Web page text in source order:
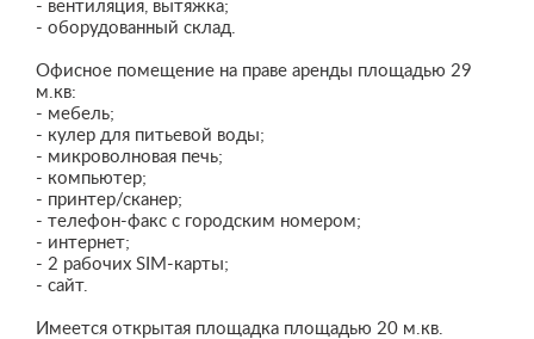
- вентиляция, вытяжка;
- оборудованный склад.
Офисное помещение на праве аренды площадью 29
м.кв:
- мебель;
- кулер для питьевой воды;
- микроволновая печь;
- компьютер;
- принтер/сканер;
- телефон-факс с городским номером;
- интернет;
- 2 рабочих SIM-карты;
- сайт.
Имеется открытая площадка площадью 20 м.кв.